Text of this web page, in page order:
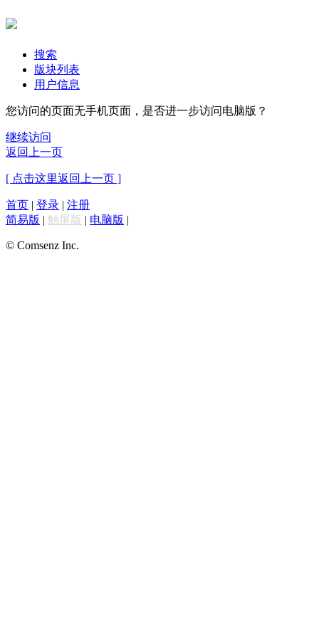
搜索
版块列表
用户信息
您访问的页面无手机页面，是否进一步访问电脑版？
继续访问
返回上一页
[ 点击这里返回上一页 ]
首页 | 登录 | 注册
简易版 | 触屏版 | 电脑版 |
© Comsenz Inc.